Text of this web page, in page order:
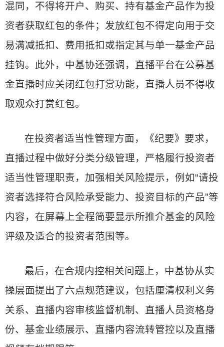
混同，不得将开户、购买、持有基金产品作为投
资者获取红包的条件；发放红包不得定向用于交
易满减抵扣、费用抵扣或指定其与单一基金产品
挂钩。此外，中基协还强调，直播平台在公募基
金直播时应关闭红包打赏功能，直播人员不得收
取观众打赏红包。
在投资者适当性管理方面，《纪要》要求，
直播过程中做好分类分级管理，严格履行投资者
适当性管理职责，加强相关风险提示，例如“请投
资者选择符合风险承受能力、投资目标的产品”等
内容，在屏幕上全程简要显示所推介基金的风险
评级及适合的投资者范围等。
最后，在合规内控相关问题上，中基协从实
操层面提出了六点规范建议，包括厘清权利义务
关系、直播内容审核监督机制、直播人员资格身
份、基金业绩展示、直播内容流转管控以及直播